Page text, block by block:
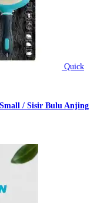
Quick
/ Sisir Bulu Anjing